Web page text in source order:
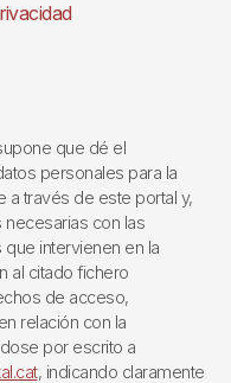
que dé el
personales para la
a través de este portal y,
necesarias con las
intervienen en la
al citado fichero
de acceso,
relación con la
por escrito a
, indicando claramente